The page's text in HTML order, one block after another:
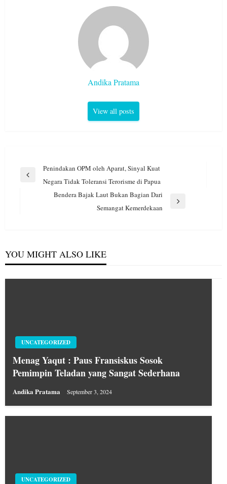
Andika Pratama
View all posts
Navigasi
Previous
Penindakan OPM oleh Aparat, Sinyal Kuat
Negara Tidak Toleransi Terorisme di Papua
Bendera Bajak Laut Bukan Bagian Dari
Semangat Kemerdekaan
YOU MIGHT ALSO LIKE
UNCATEGORIZED
Menag Yaqut : Paus Fransiskus Sosok
Pemimpin Teladan yang Sangat Sederhana
Andika Pratama September 3, 2024
UNCATEGORIZED